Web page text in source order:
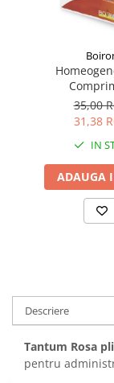
35,00
31,38
IN
ADAUGA
Descriere
Tantum Rosa
pentru